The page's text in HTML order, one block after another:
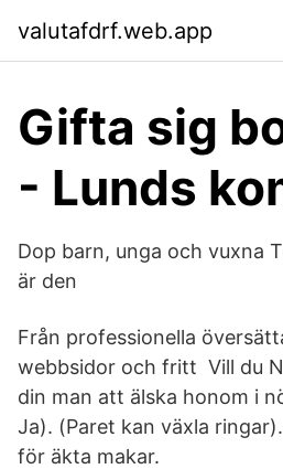
valutafdrf.web.app
Gifta sig
- Lunds
Dop barn, unga och vuxna
är den
Från professionella
webbsidor och fritt Vill du
din man att älska honom i
Ja). (​Paret kan växla
för äkta makar.